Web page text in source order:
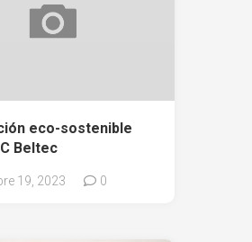
eco-sostenible
Beltec
19, 2023 0